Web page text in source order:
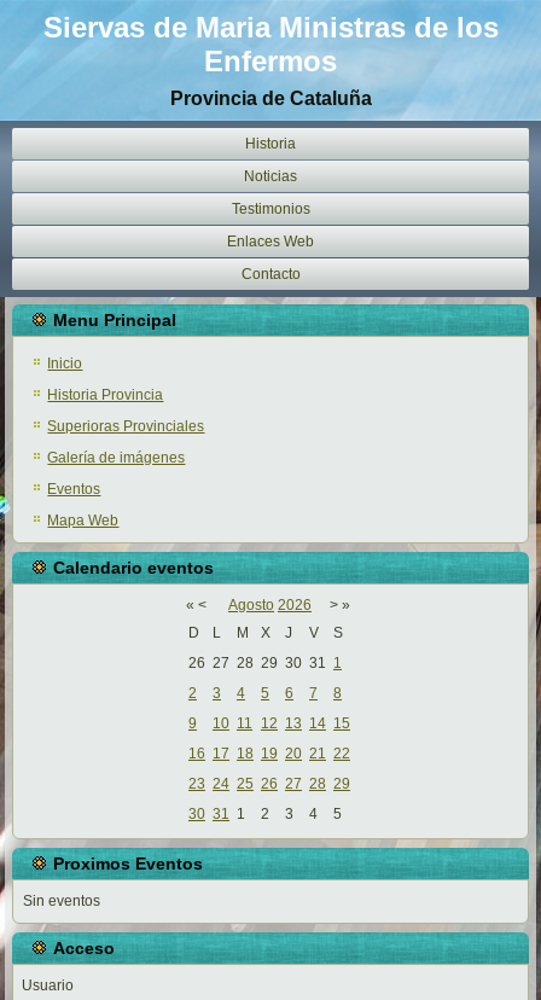
Siervas de Maria Ministras de los
Enfermos
Provincia de Cataluña
Historia
Noticias
Testimonios
Enlaces Web
Contacto
Menu Principal
Inicio
Historia Provincia
Superioras Provinciales
Galería de imágenes
Eventos
Mapa Web
Calendario eventos
« < Agosto 2026 > »
D
L M X J V
S
26 27 28 29 30 31 1
2
3 4 5 6 7
8
9
10 11 12 13 14 15
16 17 18 19 20 21 22
23 24 25 26 27 28 29
30 31 1 2 3 4 5
Proximos Eventos
Sin eventos
Acceso
Usuario